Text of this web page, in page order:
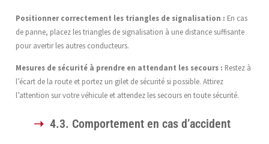
Positionner correctement les triangles de signalisation : En cas
de panne, placez les triangles de signalisation à une distance suffisante
pour avertir les autres conducteurs.
Mesures de sécurité à prendre en attendant les secours : Restez à
l’écart de la route et portez un gilet de sécurité si possible. Attirez
l’attention sur votre véhicule et attendez les secours en toute sécurité.
4.3. Comportement en cas d’accident